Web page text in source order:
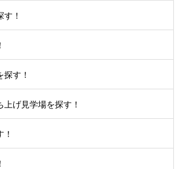
！
探す！
上げ見学場を探す！